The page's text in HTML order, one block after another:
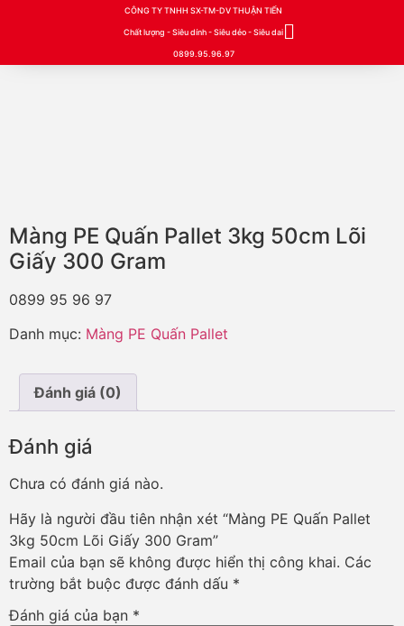
CÔNG TY TNHH SX-TM-DV THUẬN TIẾN
Chất lượng - Siêu dính - Siêu dẻo - Siêu dai
0899.95.96.97
Màng PE Quấn Pallet 3kg 50cm Lõi
Giấy 300 Gram
0899 95 96 97
Danh mục: Màng PE Quấn Pallet
Đánh giá (0)
Đánh giá
Chưa có đánh giá nào.
Hãy là người đầu tiên nhận xét “Màng PE Quấn Pallet
3kg 50cm Lõi Giấy 300 Gram”
Email của bạn sẽ không được hiển thị công khai. Các
trường bắt buộc được đánh dấu *
Đánh giá của bạn *